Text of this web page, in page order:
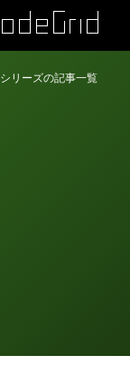
Chrome
シリーズの記事一覧